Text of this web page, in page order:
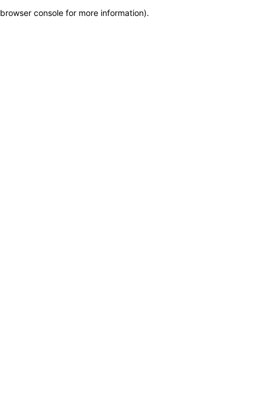
browser console for more information).